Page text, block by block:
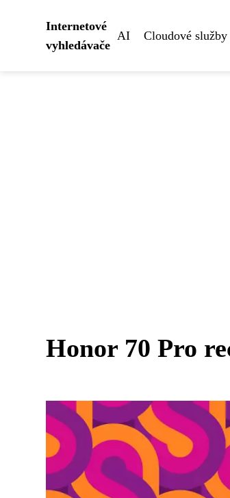
Internetové
vyhledávače
AI Cloudové služby
Honor 70 Pro